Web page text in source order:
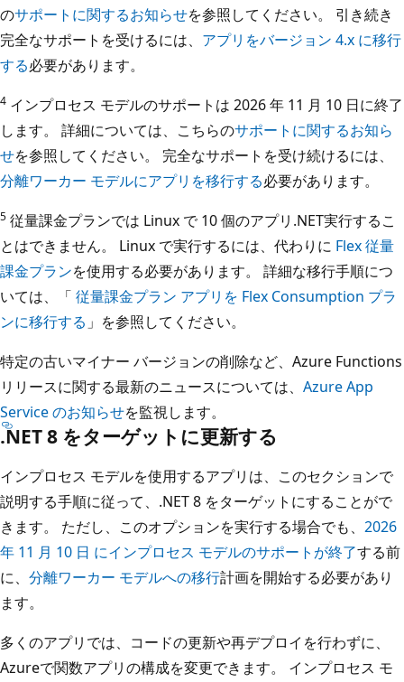
のサポートに関するお知らせを参照してください。 引き続き
完全なサポートを受けるには、 アプリをバージョン 4.x に移行
する必要があります。
4 インプロセス モデルのサポートは 2026 年 11 月 10 日に終了
します。 詳細については、こちらのサポートに関するお知ら
せを参照してください。 完全なサポートを受け続けるには、
分離ワーカー モデルにアプリを移行する必要があります。
5 従量課金プランでは Linux で 10 個のアプリ.NET実行するこ
とはできません。 Linux で実行するには、代わりに Flex 従量
課金プランを使用する必要があります。 詳細な移行手順につ
いては、「 従量課金プラン アプリを Flex Consumption プラ
ンに移行する 」を参照してください。
特定の古いマイナー バージョンの削除など、Azure Functions
リリースに関する最新のニュースについては、 Azure App
Service のお知らせを監視します。
.NET 8 をターゲットに更新する
インプロセス モデルを使用するアプリは、このセクションで
説明する手順に従って、.NET 8 をターゲットにすることがで
きます。 ただし、このオプションを実行する場合でも、 2026
年 11 月 10 日 にインプロセス モデルのサポートが終了する前
に、 分離ワーカー モデルへの移行計画を開始する必要があり
ます。
多くのアプリでは、コードの更新や再デプロイを行わずに、
Azureで関数アプリの構成を変更できます。 インプロセス モ